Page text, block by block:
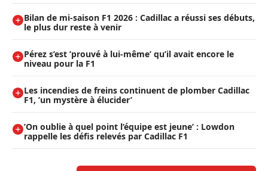
Bilan de mi-saison F1 2026 : Cadillac a réussi ses débuts,
le plus dur reste à venir
Pérez s’est ’prouvé à lui-même’ qu’il avait encore le
niveau pour la F1
Les incendies de freins continuent de plomber Cadillac
F1, ’un mystère à élucider’
’On oublie à quel point l’équipe est jeune’ : Lowdon
rappelle les défis relevés par Cadillac F1